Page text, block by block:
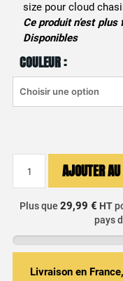
size pour cloud
Ce produit n’est
Disponibles
COULEUR :
TFV16
DTL
Smok
AJOUTER
Plus que 29,99 € HT
pays
Livraison en